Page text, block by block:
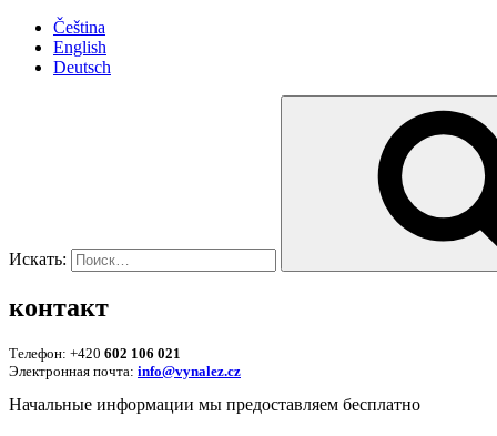
Čeština
English
Deutsch
Искать:
контакт
Телефон: +420 602 106 021
Электронная почта: info@vynalez.cz
Начальные информации мы предоставляем беcплатно